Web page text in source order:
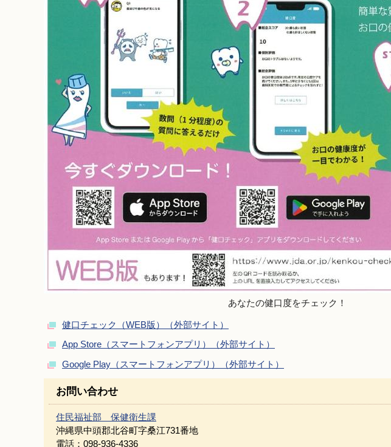
あなたの健口度をチェック！
健口チェック（WEB版）（外部サイト）
App Store（スマートフォンアプリ）（外部サイト）
Google Play（スマートフォンアプリ）（外部サイト）
お問い合わせ
住民福祉部 保健衛生課
沖縄県中頭郡北谷町字桑江731番地
電話：098-936-4336